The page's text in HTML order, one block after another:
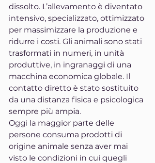
dissolto. L’allevamento è diventato
intensivo, specializzato, ottimizzato
per massimizzare la produzione e
ridurre i costi. Gli animali sono stati
trasformati in numeri, in unità
produttive, in ingranaggi di una
macchina economica globale. Il
contatto diretto è stato sostituito
da una distanza fisica e psicologica
sempre più ampia.
Oggi la maggior parte delle
persone consuma prodotti di
origine animale senza aver mai
visto le condizioni in cui quegli